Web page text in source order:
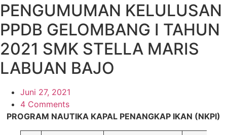
PENGUMUMAN KELULUSAN
PPDB GELOMBANG I TAHUN
2021 SMK STELLA MARIS
LABUAN BAJO
Juni 27, 2021
4 Comments
PROGRAM NAUTIKA KAPAL PENANGKAP IKAN (NKPI)